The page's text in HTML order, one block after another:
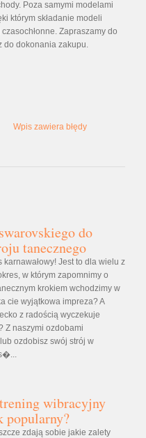
Poza samymi modelami
którym składanie modeli
Zapraszamy do
do dokonania zakupu.
Wpis zawiera błędy
do
tanecznego
karnawałowy! Jest to dla wielu z
w którym zapomnimy o
krokiem wchodzimy w
cie wyjątkowa impreza? A
z radością wyczekuje
Z naszymi ozdobami
ozdobisz swój strój w
wibracyjny
popularny?
zdają sobie jakie zalety